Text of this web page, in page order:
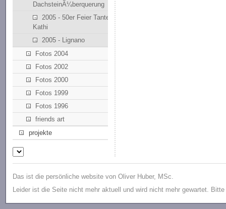
DachsteinÃ¼berquerung
2005 - 50er Feier Tante
Kathi
2005 - Lignano
Fotos 2004
Fotos 2002
Fotos 2000
Fotos 1999
Fotos 1996
friends art
projekte
Das ist die persönliche website von Oliver Huber, MSc.
Leider ist die Seite nicht mehr aktuell und wird nicht mehr gewartet.